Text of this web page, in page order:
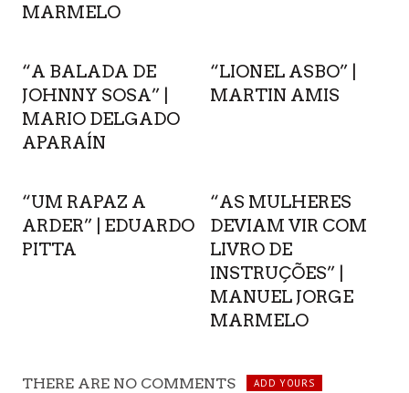
MARMELO
“A BALADA DE
JOHNNY SOSA” |
MARIO DELGADO
APARAÍN
“LIONEL ASBO” |
MARTIN AMIS
“UM RAPAZ A
ARDER” | EDUARDO
PITTA
“AS MULHERES
DEVIAM VIR COM
LIVRO DE
INSTRUÇÕES” |
MANUEL JORGE
MARMELO
THERE ARE NO COMMENTS ADD YOURS